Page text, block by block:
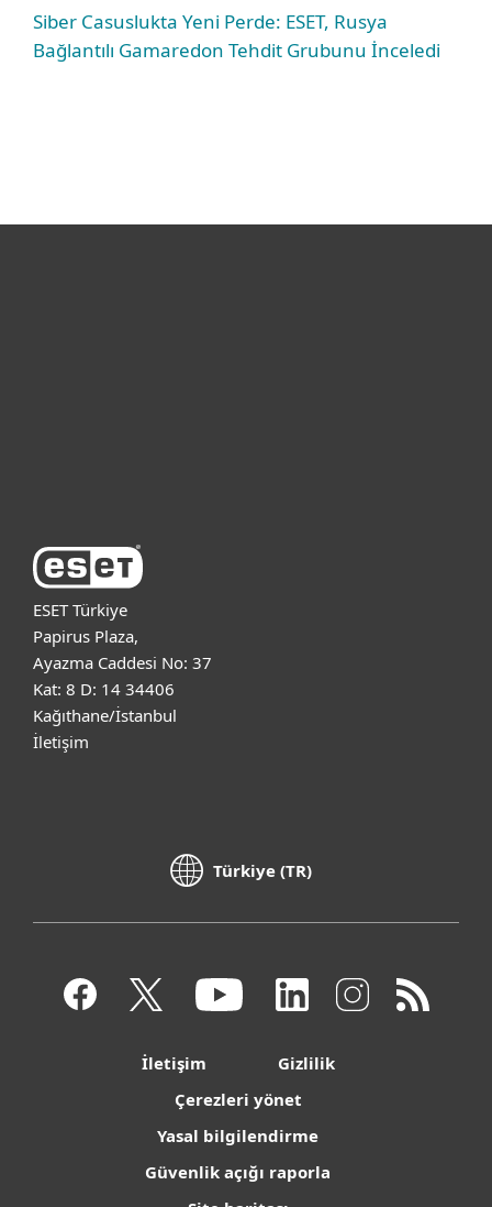
Siber Casuslukta Yeni Perde: ESET, Rusya
Bağlantılı Gamaredon Tehdit Grubunu İnceledi
ESET Türkiye
Papirus Plaza,
Ayazma Caddesi No: 37
Kat: 8 D: 14 34406
Kağıthane/İstanbul
İletişim
Türkiye (TR)
İletişim
Gizlilik
Çerezleri yönet
Yasal bilgilendirme
Güvenlik açığı raporla